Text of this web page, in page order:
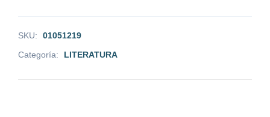
SKU:
01051219
Categoría:
LITERATURA